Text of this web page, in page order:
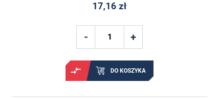
17,16 zł
DO KOSZYKA